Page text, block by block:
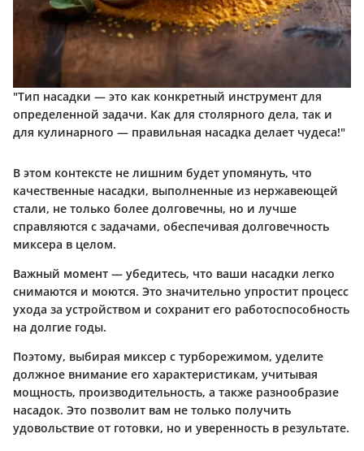
"Тип насадки — это как конкретный инструмент для
определенной задачи. Как для столярного дела, так и
для кулинарного — правильная насадка делает чудеса!"
В этом контексте не лишним будет упомянуть, что
качественные насадки, выполненные из нержавеющей
стали, не только более долговечны, но и лучше
справляются с задачами, обеспечивая долговечность
миксера в целом.
Важный момент — убедитесь, что ваши насадки легко
снимаются и моются. Это значительно упростит процесс
ухода за устройством и сохранит его работоспособность
на долгие годы.
Поэтому, выбирая миксер с турборежимом, уделите
должное внимание его характеристикам, учитывая
мощность, производительность, а также разнообразие
насадок. Это позволит вам не только получить
удовольствие от готовки, но и уверенность в результате.